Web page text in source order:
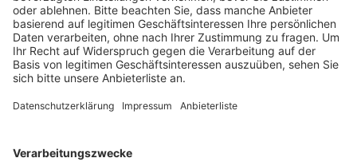
Mitarbeiter hatten wegen des Chlorgeruchs die
Rettungskräfte alarmiert und mit der Räumung des
Bades begonnen. Noch vor dem Eintreffen der
Feuerwehr konnte der Gasaustritt gestoppt werden.
Insgesamt erlitten 14 jugendliche Besucher Augen-
und Atemwegsreizungen. Sie wurden zur weiteren
Anzeige